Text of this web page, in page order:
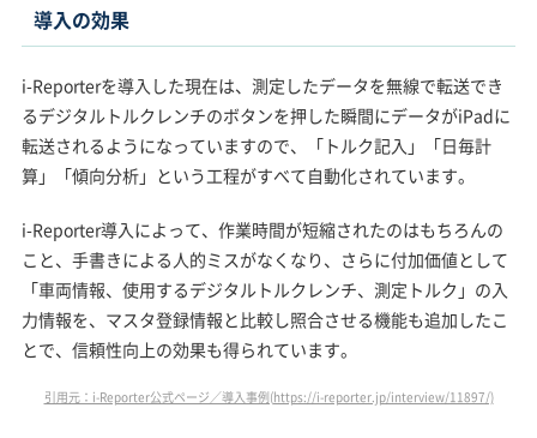
導入の効果
i-Reporterを導入した現在は、測定したデータを無線で転送でき
るデジタルトルクレンチのボタンを押した瞬間にデータがiPadに
転送されるようになっていますので、「トルク記入」「日毎計
算」「傾向分析」という工程がすべて自動化されています。
i-Reporter導入によって、作業時間が短縮されたのはもちろんの
こと、手書きによる人的ミスがなくなり、さらに付加価値として
「車両情報、使用するデジタルトルクレンチ、測定トルク」の入
力情報を、マスタ登録情報と比較し照合させる機能も追加したこ
とで、信頼性向上の効果も得られています。
引用元：i-Reporter公式ページ／導入事例(https://i-reporter.jp/interview/11897/)